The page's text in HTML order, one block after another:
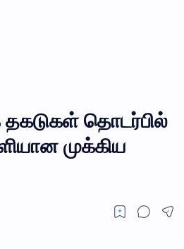
தொடர்பில்
முக்கிய